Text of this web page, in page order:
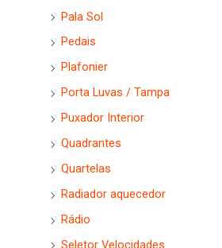
Pala Sol
Pedais
Plafonier
Porta Luvas / Tampa
Puxador Interior
Quadrantes
Quartelas
Radiador aquecedor
Rádio
Seletor Velocidades